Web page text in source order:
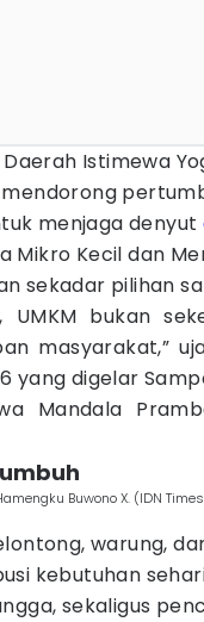
Istimewa
mendorong
menjaga denyut
Mikro Kecil dan
sekadar pilihan
UMKM bukan
masyarakat,”
yang digelar
Mandala
Buwono X. (IDN
warung,
kebutuhan
sekaligus